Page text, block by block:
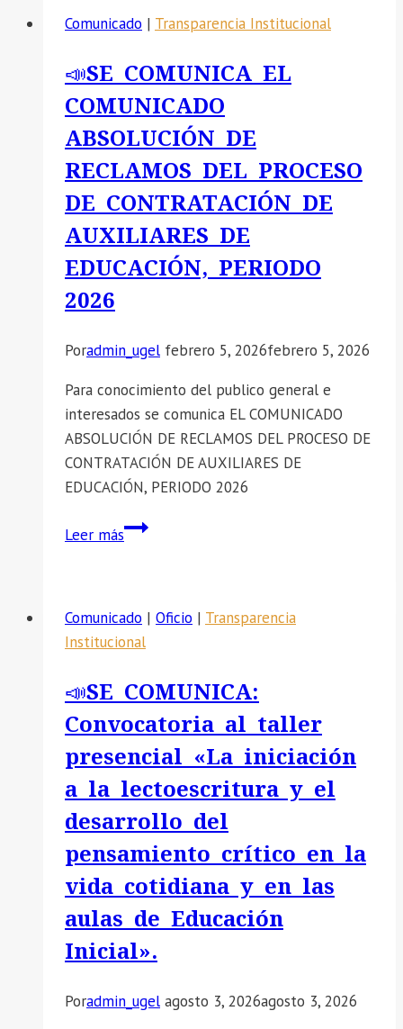
Comunicado | Transparencia Institucional
📣SE COMUNICA EL
COMUNICADO
ABSOLUCIÓN DE
RECLAMOS DEL PROCESO
DE CONTRATACIÓN DE
AUXILIARES DE
EDUCACIÓN, PERIODO
2026
Poradmin_ugel febrero 5, 2026febrero 5, 2026
Para conocimiento del publico general e
interesados se comunica EL COMUNICADO
ABSOLUCIÓN DE RECLAMOS DEL PROCESO DE
CONTRATACIÓN DE AUXILIARES DE
EDUCACIÓN, PERIODO 2026
Leer más📣
COMUNICADO
ABSOLUCIÓN
RECLAMOS
DEL
PROCESO
DE
CONTRATACIÓN
DE
AUXILIARES
DE
EDUCACIÓN,
PERIODO
2026
Comunicado | Oficio | Transparencia
Institucional
📣SE COMUNICA:
Convocatoria al taller
presencial «La iniciación
a la lectoescritura y el
desarrollo del
pensamiento crítico en la
vida cotidiana y en las
aulas de Educación
Inicial».
Poradmin_ugel agosto 3, 2026agosto 3, 2026